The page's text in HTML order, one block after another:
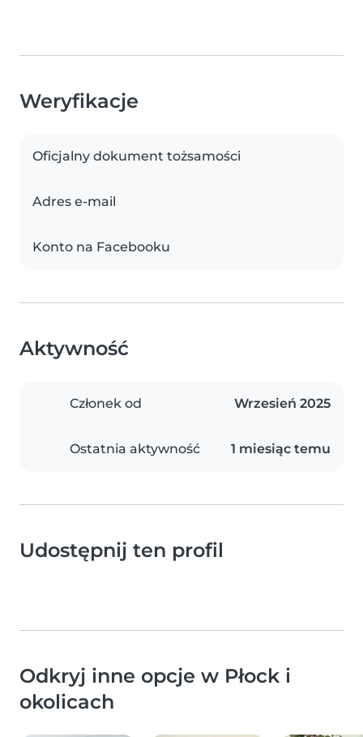
Weryfikacje
Oficjalny dokument tożsamości
Adres e-mail
Konto na Facebooku
Aktywność
Członek od Wrzesień 2025
Ostatnia aktywność 1 miesiąc temu
Udostępnij ten profil
Odkryj inne opcje w Płock i
okolicach